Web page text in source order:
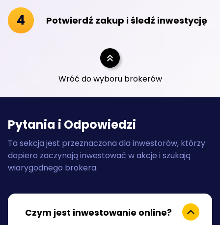
4 Potwierdź zakup i śledź inwestycję
Wróć do wyboru brokerów
Pytania i Odpowiedzi
Ta sekcja jest przeznaczona dla inwestorów, którzy
dopiero zaczynają inwestować w akcje i szukają
wiarygodnego brokera.
Czym jest inwestowanie online?